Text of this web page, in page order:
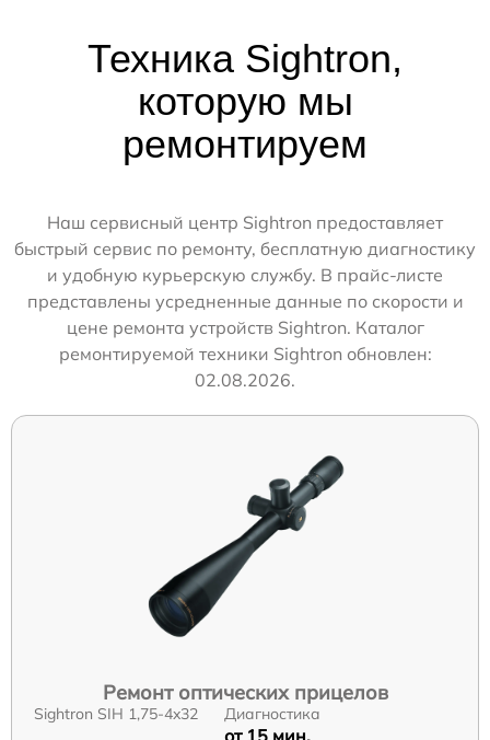
Техника Sightron,
которую мы
ремонтируем
Наш сервисный центр Sightron предоставляет
быстрый сервис по ремонту, бесплатную диагностику
и удобную курьерскую службу. В прайс-листе
представлены усредненные данные по скорости и
цене ремонта устройств Sightron. Каталог
ремонтируемой техники Sightron обновлен:
02.08.2026.
Ремонт оптических прицелов
Sightron SIH 1,75-4x32 Диагностика
от 15 мин.